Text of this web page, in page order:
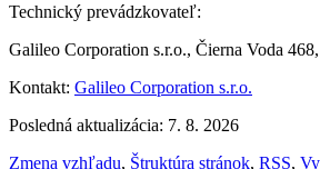
Technický prevádzkovateľ:
Galileo Corporation s.r.o., Čierna Voda
Kontakt: Galileo Corporation s.r.o.
Posledná aktualizácia: 7. 8. 2026
Zmena vzhľadu, Štruktúra stránok, RSS,